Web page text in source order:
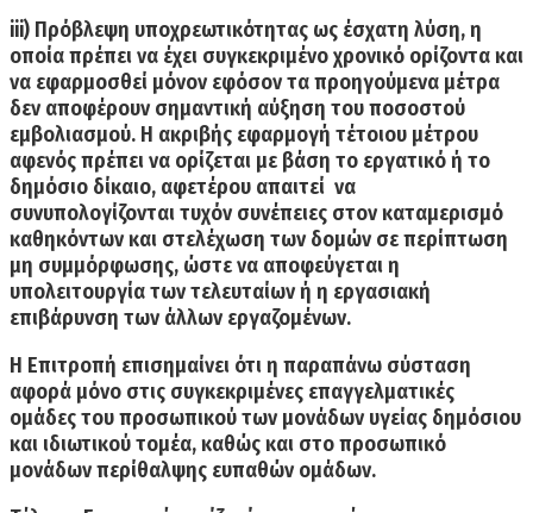
iii) Πρόβλεψη υποχρεωτικότητας ως έσχατη λύση,η
οποία πρέπει να έχει συγκεκριμένο χρονικό ορίζοντα και
να εφαρμοσθεί μόνον εφόσον τα προηγούμενα μέτρα
δεν αποφέρουν σημαντική αύξηση του ποσοστού
εμβολιασμού. Η ακριβής εφαρμογή τέτοιου μέτρου
αφενός πρέπει να ορίζεται με βάση το εργατικό ή το
δημόσιο δίκαιο, αφετέρου απαιτεί να
συνυπολογίζονται τυχόν συνέπειες στον καταμερισμό
καθηκόντων και στελέχωση των δομών σε περίπτωση
μη συμμόρφωσης, ώστε να αποφεύγεται η
υπολειτουργία των τελευταίων ή η εργασιακή
επιβάρυνση των άλλων εργαζομένων.
Η Επιτροπή επισημαίνει ότι η παραπάνω σύσταση
αφορά μόνο στις συγκεκριμένες επαγγελματικές
ομάδεςτου προσωπικού των μονάδων υγείας δημόσιου
και ιδιωτικού τομέα, καθώς και στο προσωπικό
μονάδων περίθαλψης ευπαθών ομάδων.